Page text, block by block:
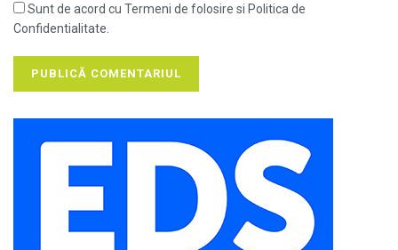
Sunt de acord cu Termeni de folosire si Politica de
Confidentialitate.